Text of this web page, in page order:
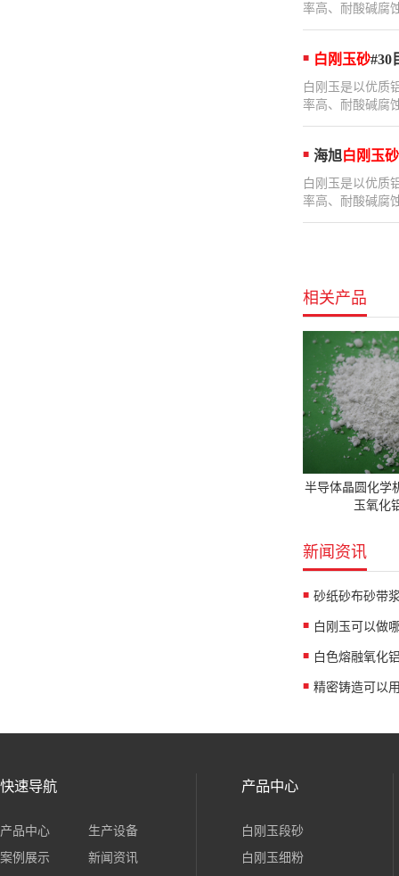
率高、耐酸碱腐
白刚玉砂#30
白刚玉是以优质
率高、耐酸碱腐
海旭白刚玉砂
白刚玉是以优质
率高、耐酸碱腐
相关产品
半导体晶圆化学
玉氧化
新闻资讯
白刚玉可以做
白色熔融氧化
精密铸造可以
快速导航
产品中心
生产设备
案例展示
新闻资讯
产品中心
白刚玉段砂
白刚玉细粉